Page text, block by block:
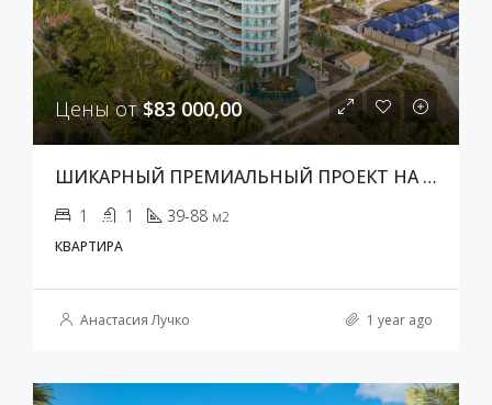
Цены от$83 000,00
ШИКАРНЫЙ ПРЕМИАЛЬНЫЙ ПРОЕКТ НА ЗАНЗИБАРЕ
1 1 39-88 м2
КВАРТИРА
Анастасия Лучко 1 year ago